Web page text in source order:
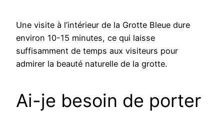
Une visite à l’intérieur de la Grotte Bleue dure
environ 10-15 minutes, ce qui laisse
suffisamment de temps aux visiteurs pour
admirer la beauté naturelle de la grotte.
Ai-je besoin de porter